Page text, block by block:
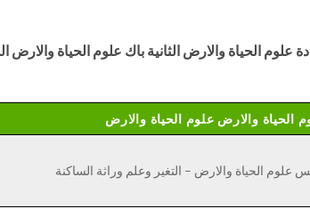
علوم الحياة والارض الثانية باك علوم الحياة والارض
الحياة والارض علوم الحياة والارض
علوم الحياة والارض – التغير وعلم وراثة الساكنة